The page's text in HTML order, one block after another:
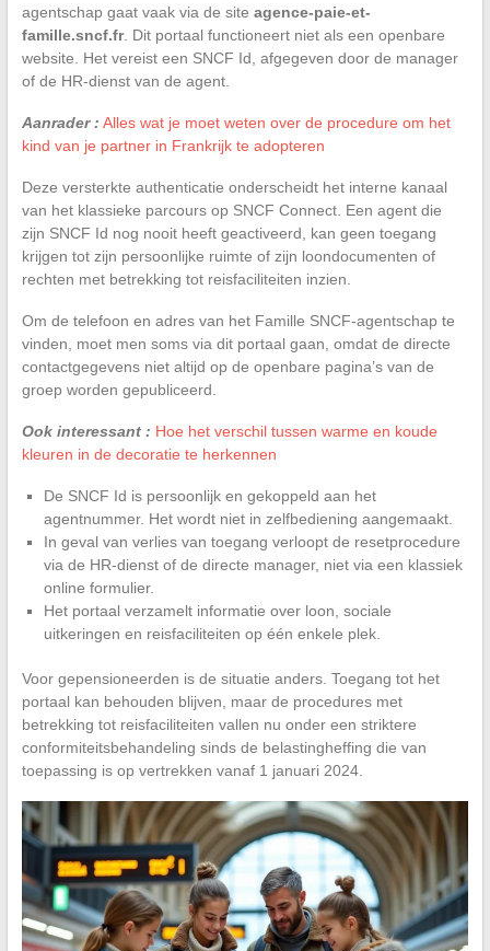
agentschap gaat vaak via de site agence-paie-et-
famille.sncf.fr. Dit portaal functioneert niet als een openbare
website. Het vereist een SNCF Id, afgegeven door de manager
of de HR-dienst van de agent.
Aanrader : Alles wat je moet weten over de procedure om het
kind van je partner in Frankrijk te adopteren
Deze versterkte authenticatie onderscheidt het interne kanaal
van het klassieke parcours op SNCF Connect. Een agent die
zijn SNCF Id nog nooit heeft geactiveerd, kan geen toegang
krijgen tot zijn persoonlijke ruimte of zijn loondocumenten of
rechten met betrekking tot reisfaciliteiten inzien.
Om de telefoon en adres van het Famille SNCF-agentschap te
vinden, moet men soms via dit portaal gaan, omdat de directe
contactgegevens niet altijd op de openbare pagina’s van de
groep worden gepubliceerd.
Ook interessant : Hoe het verschil tussen warme en koude
kleuren in de decoratie te herkennen
De SNCF Id is persoonlijk en gekoppeld aan het
agentnummer. Het wordt niet in zelfbediening aangemaakt.
In geval van verlies van toegang verloopt de resetprocedure
via de HR-dienst of de directe manager, niet via een klassiek
online formulier.
Het portaal verzamelt informatie over loon, sociale
uitkeringen en reisfaciliteiten op één enkele plek.
Voor gepensioneerden is de situatie anders. Toegang tot het
portaal kan behouden blijven, maar de procedures met
betrekking tot reisfaciliteiten vallen nu onder een striktere
conformiteitsbehandeling sinds de belastingheffing die van
toepassing is op vertrekken vanaf 1 januari 2024.